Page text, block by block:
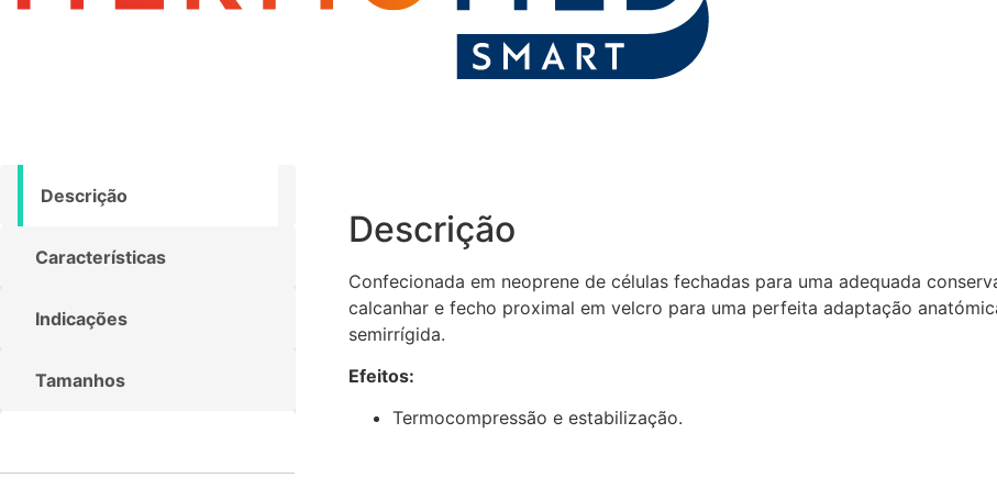
Descrição
Características
Indicações
Tamanhos
Descrição
Confecionada em neoprene de células fechadas para uma adequada
calcanhar e fecho proximal em velcro para uma perfeita adaptação
semirrígida.
Efeitos:
Termocompressão e estabilização.